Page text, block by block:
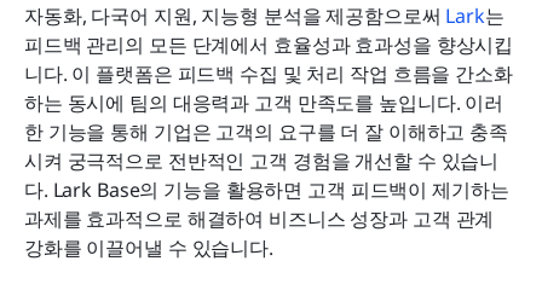
자동화, 다국어 지원, 지능형 분석을 제공함으로써 Lark는
피드백 관리의 모든 단계에서 효율성과 효과성을 향상시킵
니다. 이 플랫폼은 피드백 수집 및 처리 작업 흐름을 간소화
하는 동시에 팀의 대응력과 고객 만족도를 높입니다. 이러
한 기능을 통해 기업은 고객의 요구를 더 잘 이해하고 충족
시켜 궁극적으로 전반적인 고객 경험을 개선할 수 있습니
다. Lark Base의 기능을 활용하면 고객 피드백이 제기하는
과제를 효과적으로 해결하여 비즈니스 성장과 고객 관계
강화를 이끌어낼 수 있습니다.